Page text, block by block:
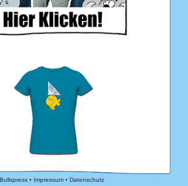
Bullspress • Impressum • Datenschutz